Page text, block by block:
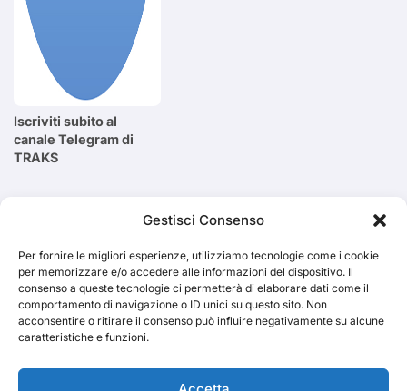
Gestisci Consenso
Per fornire le migliori esperienze, utilizziamo tecnologie come i cookie
per memorizzare e/o accedere alle informazioni del dispositivo. Il
consenso a queste tecnologie ci permetterà di elaborare dati come il
comportamento di navigazione o ID unici su questo sito. Non
acconsentire o ritirare il consenso può influire negativamente su alcune
caratteristiche e funzioni.
Iscriviti subito al
canale Telegram di
TRAKS
Cerca